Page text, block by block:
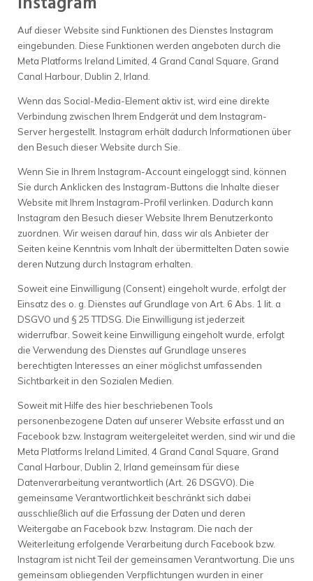
Auf dieser Website sind Funktionen des Dienstes Instagram
eingebunden. Diese Funktionen werden angeboten durch die
Meta Platforms Ireland Limited, 4 Grand Canal Square, Grand
Canal Harbour, Dublin 2, Irland.
Wenn das Social-Media-Element aktiv ist, wird eine direkte
Verbindung zwischen Ihrem Endgerät und dem Instagram-
Server hergestellt. Instagram erhält dadurch Informationen über
den Besuch dieser Website durch Sie.
Wenn Sie in Ihrem Instagram-Account eingeloggt sind, können
Sie durch Anklicken des Instagram-Buttons die Inhalte dieser
Website mit Ihrem Instagram-Profil verlinken. Dadurch kann
Instagram den Besuch dieser Website Ihrem Benutzerkonto
zuordnen. Wir weisen darauf hin, dass wir als Anbieter der
Seiten keine Kenntnis vom Inhalt der übermittelten Daten sowie
deren Nutzung durch Instagram erhalten.
Soweit eine Einwilligung (Consent) eingeholt wurde, erfolgt der
Einsatz des o. g. Dienstes auf Grundlage von Art. 6 Abs. 1 lit. a
DSGVO und § 25 TTDSG. Die Einwilligung ist jederzeit
widerrufbar. Soweit keine Einwilligung eingeholt wurde, erfolgt
die Verwendung des Dienstes auf Grundlage unseres
berechtigten Interesses an einer möglichst umfassenden
Sichtbarkeit in den Sozialen Medien.
Soweit mit Hilfe des hier beschriebenen Tools
personenbezogene Daten auf unserer Website erfasst und an
Facebook bzw. Instagram weitergeleitet werden, sind wir und die
Meta Platforms Ireland Limited, 4 Grand Canal Square, Grand
Canal Harbour, Dublin 2, Irland gemeinsam für diese
Datenverarbeitung verantwortlich (Art. 26 DSGVO). Die
gemeinsame Verantwortlichkeit beschränkt sich dabei
ausschließlich auf die Erfassung der Daten und deren
Weitergabe an Facebook bzw. Instagram. Die nach der
Weiterleitung erfolgende Verarbeitung durch Facebook bzw.
Instagram ist nicht Teil der gemeinsamen Verantwortung. Die uns
gemeinsam obliegenden Verpflichtungen wurden in einer